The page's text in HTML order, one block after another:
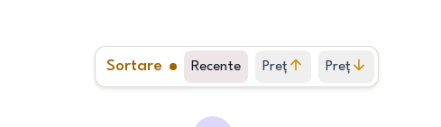
Sortare Recente Preț
crescător
Preț
descrescător